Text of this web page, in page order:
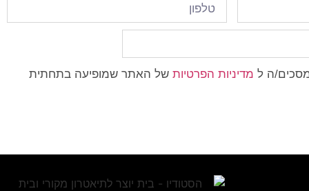
ה ל מדיניות הפרטיות של האתר שמופיעה בתחתית